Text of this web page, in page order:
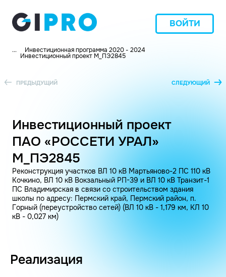
ВОЙТИ
... Инвестиционная программа 2020 - 2024
Инвестиционный проект M_ПЭ2845
ПРЕДЫДУЩИЙ СЛЕДУЮЩИЙ
Инвестиционный проект
ПАО «РОССЕТИ УРАЛ»
M_ПЭ2845
Реконструкция участков ВЛ 10 кВ Мартьяново-2 ПС 110 кВ
Кочкино, ВЛ 10 кВ Вокзальный РП-39 и ВЛ 10 кВ Транзит-1
ПС Владимирская в связи со строительством здания
школы по адресу: Пермский край, Пермский район, п.
Горный (переустройство сетей) (ВЛ 10 кВ - 1,179 км, КЛ 10
кВ - 0,027 км)
Реализация